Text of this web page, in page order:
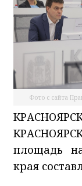
Фото с сайта
площадь
края